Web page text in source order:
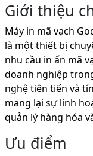
Giới thiệu
Máy in mã vạch
là một thiết bị
nhu cầu in ấn mã
doanh nghiệp
nghệ tiên tiến và
mang lại sự linh
quản lý hàng hóa
Ưu điểm